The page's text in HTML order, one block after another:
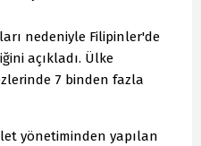
nedeniyle Filipinler'de
açıkladı. Ülke
7 binden fazla
yönetiminden yapılan